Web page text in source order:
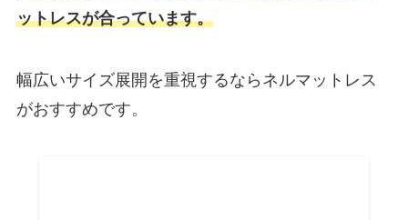
ットレスが合っています。
幅広いサイズ展開を重視するならネルマットレス
がおすすめです。